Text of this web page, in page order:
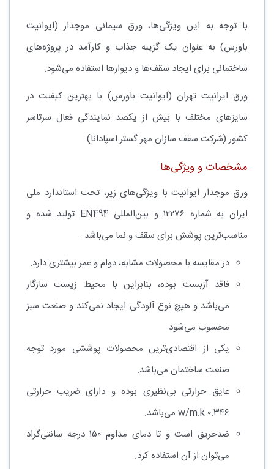
با توجه به این ویژگی‌ها، ورق سیمانی موجدار (ایوانیت
باورس) به عنوان یک گزینه جذاب و کارآمد در پروژه‌های
ساختمانی برای ایجاد سقف‌ها و دیوارها استفاده می‌شود.
ورق ایرانیت تهران (ایوانیت باورس) با بهترین کیفیت در
سایزهای مختلف با بیش از یکصد نمایندگی فعال سرتاسر
کشور (شرکت سقف سازان مهر گستر اسپادانا)
مشخصات و ویژگی‌ها
ورق موجدار ایوانیت با ویژگی‌های زیر، تحت استاندارد ملی
ایران به شماره ۱۲۲۷۶ و بین‌المللی EN494 تولید شده و
مناسب‌ترین پوشش برای سقف و نما می‌باشد.
در مقایسه با محصولات مشابه، دوام و عمر بیشتری دارد.
فاقد آزبست بوده، بنابراین با محیط زیست سازگار
می‌باشد و هیچ نوع آلودگی ایجاد نمی‌کند و صنعت سبز
محسوب می‌شود.
یکی از اقتصادی‌ترین محصولات پوششی مورد توجه
صنعت ساختمان می‌باشد.
عایق حرارتی بی‌نظیری بوده و دارای ضریب حرارتی
۰.۳۴۶ w/m.k می‌باشد.
ضدحریق است و تا دمای مداوم ۱۵۰ درجه سانتی‌گراد
می‌توان از آن استفاده کرد.